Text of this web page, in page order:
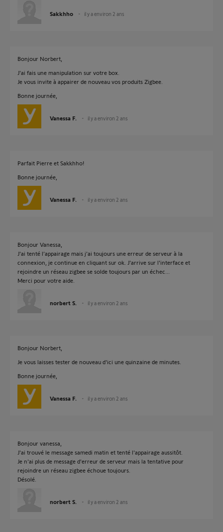
Sakkhho il y a environ 2 ans
Bonjour Norbert,
J'ai fais une manipulation sur votre box.
Je vous invite à appairer de nouveau vos produits Zigbee.
Bonne journée,
Vanessa F. il y a environ 2 ans
Parfait Pierre et Sakkhho!
Bonne journée,
Vanessa F. il y a environ 2 ans
Bonjour Vanessa,
J'ai tenté l’appairage mais j'ai toujours une erreur de serveur à la
connexion, je continue en cliquant sur ok. J'arrive sur l'interface et
rejoindre un réseau zigbee se solde toujours par un échec...
Merci pour votre aide.
norbert S. il y a environ 2 ans
Bonjour Norbert,
Je vous laisses tester de nouveau d'ici une quinzaine de minutes.
Bonne journée,
Vanessa F. il y a environ 2 ans
Bonjour vanessa,
J'ai trouvé le message samedi matin et tenté l'appairage aussitôt.
Je n'ai plus de message d'erreur de serveur mais la tentative pour
rejoindre un réseau zigbee échoue toujours.
Désolé.
norbert S. il y a environ 2 ans